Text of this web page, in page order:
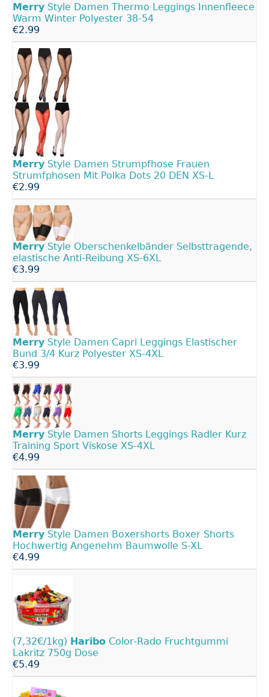
Merry Style Damen Thermo Leggings Innenfleece
Warm Winter Polyester 38-54
€2.99
Merry Style Damen Strumpfhose Frauen
Strumfphosen Mit Polka Dots 20 DEN XS-L
€2.99
Merry Style Oberschenkelbänder Selbsttragende,
elastische Anti-Reibung XS-6XL
€3.99
Merry Style Damen Capri Leggings Elastischer
Bund 3/4 Kurz Polyester XS-4XL
€3.99
Merry Style Damen Shorts Leggings Radler Kurz
Training Sport Viskose XS-4XL
€4.99
Merry Style Damen Boxershorts Boxer Shorts
Hochwertig Angenehm Baumwolle S-XL
€4.99
(7,32€/1kg) Haribo Color-Rado Fruchtgummi
Lakritz 750g Dose
€5.49